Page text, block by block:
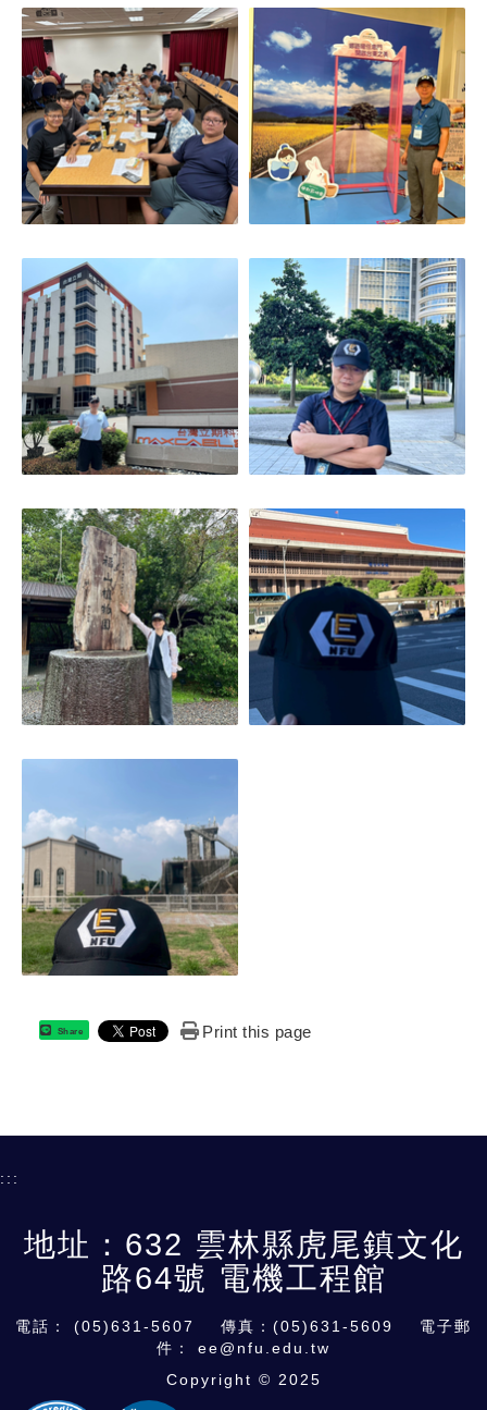
Share Print this page
:::
地址：632 雲林縣虎尾鎮文化
路64號 電機工程館
電話： (05)631-5607
傳真：(05)631-5609 電子郵
件： ee@nfu.edu.tw
Copyright © 2025